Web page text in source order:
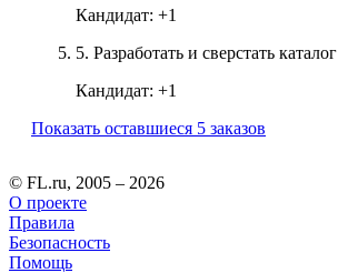
Кандидат: +1
5. Разработать и сверстать каталог
Кандидат: +1
Показать оставшиеся 5 заказов
© FL.ru, 2005 – 2026
О проекте
Правила
Безопасность
Помощь